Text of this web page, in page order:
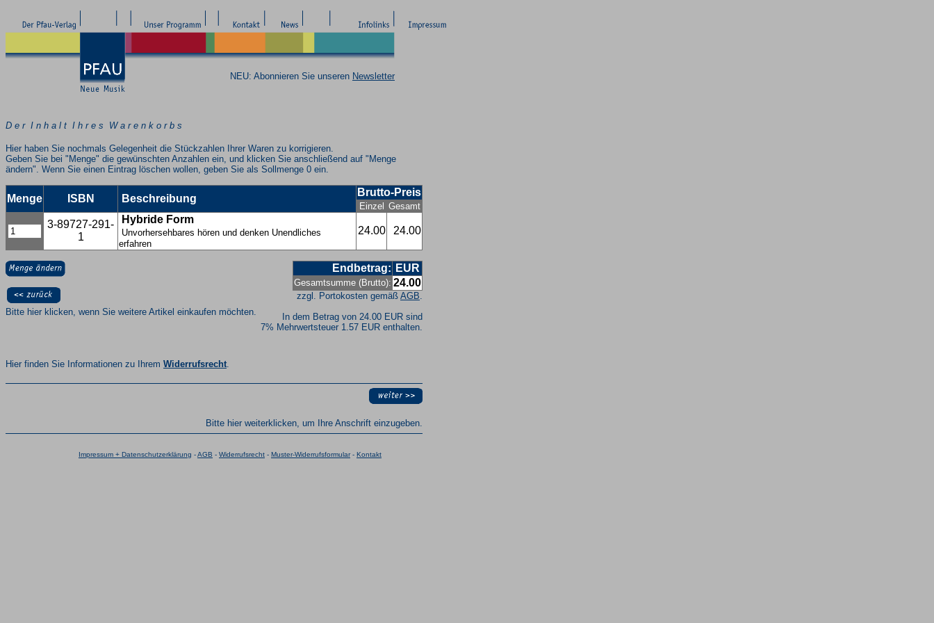
NEU: Abonnieren Sie unseren Newsletter
D e r I n h a l t I h r e s W a r e n k o r b s
Hier haben Sie nochmals Gelegenheit die Stückzahlen Ihrer Waren zu korrigieren.
Geben Sie bei "Menge" die gewünschten Anzahlen ein, und klicken Sie anschließend auf "Menge
ändern". Wenn Sie einen Eintrag löschen wollen, geben Sie als Sollmenge 0 ein.
Menge ISBN Beschreibung
Brutto-Preis
Einzel Gesamt
3-89727-291-
1
Hybride Form
Unvorhersehbares hören und denken Unendliches
erfahren
24.00 24.00
Endbetrag: EUR
Gesamtsumme (Brutto): 24.00
zzgl. Portokosten gemäß AGB.
In dem Betrag von 24.00 EUR sind
7% Mehrwertsteuer 1.57 EUR enthalten.
Bitte hier klicken, wenn Sie weitere Artikel einkaufen möchten.
Hier finden Sie Informationen zu Ihrem Widerrufsrecht.
Bitte hier weiterklicken, um Ihre Anschrift einzugeben.
Impressum + Datenschutzerklärung -AGB - Widerrufsrecht - Muster-Widerrufsformular- Kontakt